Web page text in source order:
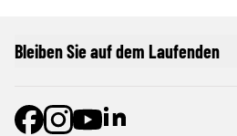
Bleiben Sie auf dem Laufenden